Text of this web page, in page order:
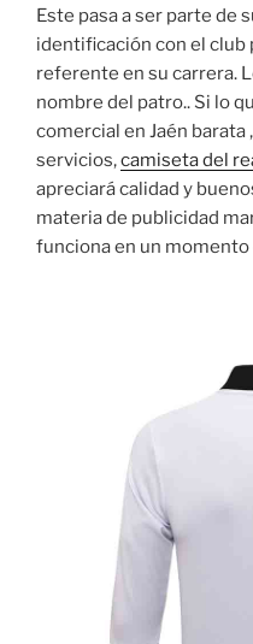
Este pasa a ser parte de
identificación con el club
referente en su carrera.
nombre del patro.. Si lo
comercial en Jaén
servicios,camiseta del
apreciará calidad y
materia de publicidad
funciona en un momento